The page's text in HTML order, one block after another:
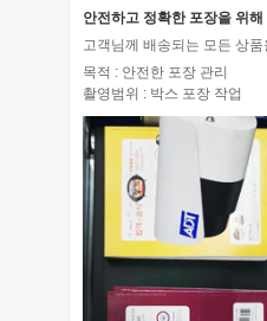
안전하고 정확한 포장을 위
고객님께 배송되는 모든 상
목적 : 안전한 포장 관리
촬영범위 : 박스 포장 작업